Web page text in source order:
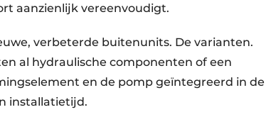
aanzienlijk vereenvoudigt.
verbeterde buitenunits. De varianten.
al hydraulische componenten of een
en de pomp geïntegreerd in de
installatietijd.